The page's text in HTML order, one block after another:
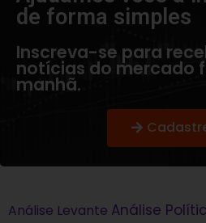
de forma simples​
Inscreva-se para
notícias do mercado
manhã.
Análise Levante Análise